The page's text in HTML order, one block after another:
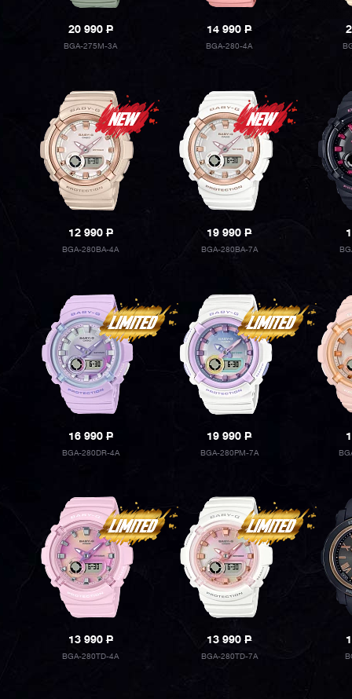
20 990P
BGA-275M-3A
14 990P
BGA-280-4A
12 990P
BGA-280BA-4A
19 990P
BGA-280BA-7A
16 990P
BGA-280DR-4A
19 990P
BGA-280PM-7A
13 990P
BGA-280TD-4A
13 990P
BGA-280TD-7A